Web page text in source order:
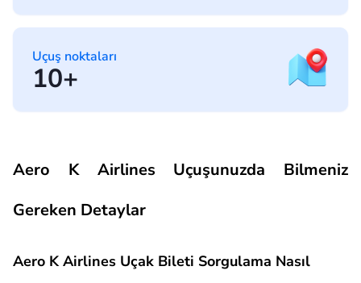
Uçuş noktaları
10+
Aero K Airlines Uçuşunuzda Bilmeniz
Gereken Detaylar
Aero K Airlines Uçak Bileti Sorgulama Nasıl